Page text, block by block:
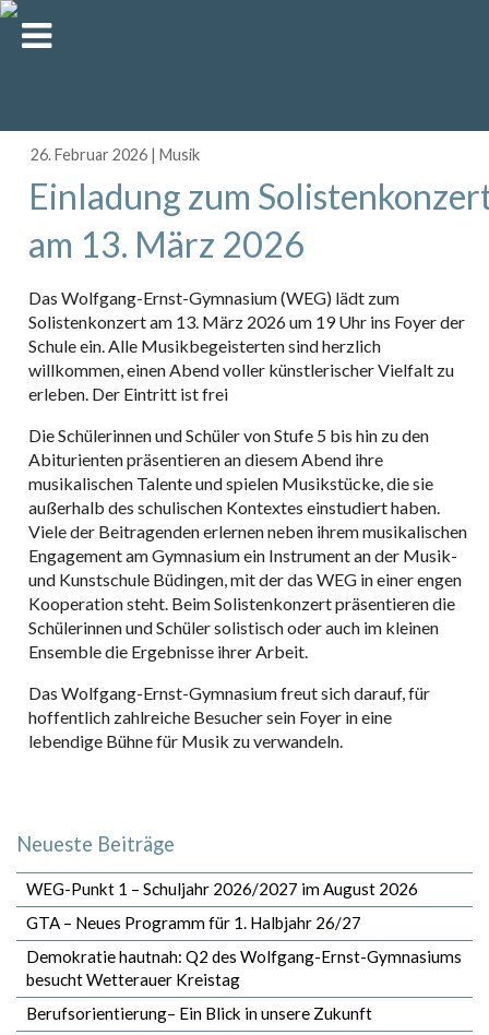
26. Februar 2026 |Musik
Einladung zum
am 13. März 2026
Das Wolfgang-Ernst-Gymnasium (WEG) lädt zum
Solistenkonzert am 13. März 2026 um 19 Uhr ins Foyer der
Schule ein. Alle Musikbegeisterten sind herzlich
willkommen, einen Abend voller künstlerischer Vielfalt zu
erleben. Der Eintritt ist frei
Die Schülerinnen und Schüler von Stufe 5 bis hin zu den
Abiturienten präsentieren an diesem Abend ihre
musikalischen Talente und spielen Musikstücke, die sie
außerhalb des schulischen Kontextes einstudiert haben.
Viele der Beitragenden erlernen neben ihrem musikalischen
Engagement am Gymnasium ein Instrument an der Musik-
und Kunstschule Büdingen, mit der das WEG in einer engen
Kooperation steht. Beim Solistenkonzert präsentieren die
Schülerinnen und Schüler solistisch oder auch im kleinen
Ensemble die Ergebnisse ihrer Arbeit.
Das Wolfgang-Ernst-Gymnasium freut sich darauf, für
hoffentlich zahlreiche Besucher sein Foyer in eine
lebendige Bühne für Musik zu verwandeln.
Neueste Beiträge
WEG-Punkt 1 – Schuljahr 2026/2027 im August 2026
GTA – Neues Programm für 1. Halbjahr 26/27
Demokratie hautnah: Q2 des Wolfgang-Ernst-Gymnasiums
besucht Wetterauer Kreistag
Berufsorientierung– Ein Blick in unsere Zukunft